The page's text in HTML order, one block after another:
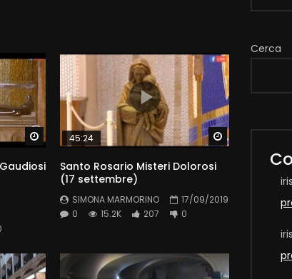
Watch Later Watch Later
45:24
Santo Rosario Misteri Dolorosi
(17 settembre)
SIMONA MARMORINO
17/09/2019
0
15.2K 207 0
Cerca
iris
iris